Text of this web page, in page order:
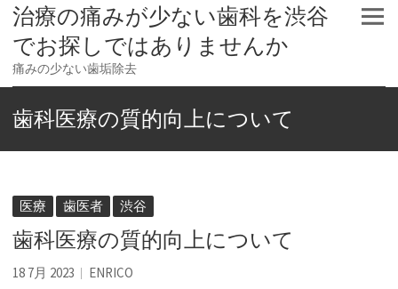
治療の痛みが少ない歯科を渋谷
でお探しではありませんか
痛みの少ない歯垢除去
歯科医療の質的向上について
医療 歯医者 渋谷
歯科医療の質的向上について
18 7月 2023 ENRICO